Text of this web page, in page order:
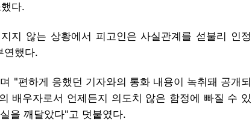
다.
지 않는 상황에서 피고인은 사실관계를 섣불리 인정
연했다.
"편하게 응했던 기자와의 통화 내용이 녹취돼 공개되
배우자로서 언제든지 의도치 않은 함정에 빠질 수 있
을 깨달았다"고 덧붙였다.